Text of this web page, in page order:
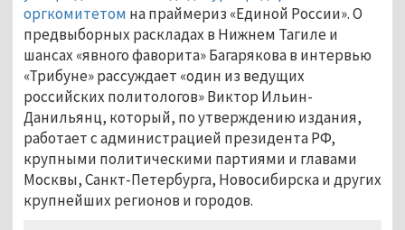
оргкомитетом на праймериз «Единой России». О
предвыборных раскладах в Нижнем Тагиле и
шансах «явного фаворита» Багарякова в интервью
«Трибуне» рассуждает «один из ведущих
российских политологов» Виктор Ильин-
Данильянц, который, по утверждению издания,
работает с администрацией президента РФ,
крупными политическими партиями и главами
Москвы, Санкт-Петербурга, Новосибирска и других
крупнейших регионов и городов.